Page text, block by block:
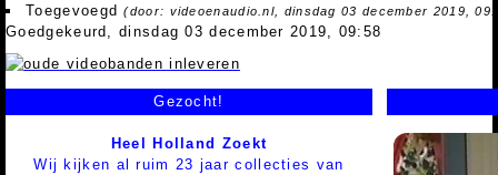
Toegevoegd(door: videoenaudio.nl, dinsdag 03 december 2019,
Goedgekeurd, dinsdag 03 december 2019, 09:58
Gezocht!
Heel Holland Zoekt
Wij kijken al ruim 23 jaar collecties van